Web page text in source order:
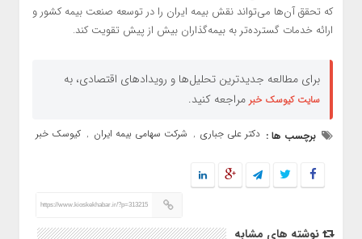
که تحقق آن‌ها می‌تواند نقش بیمه ایران را در توسعه صنعت بیمه کشور و
ارائه خدمات گسترده‌تر به بیمه‌گذاران بیش از پیش تقویت کند.
برای مطالعه جدیدترین تحلیل‌ها و رویدادهای اقتصادی، به
سایت کیوسک خبر مراجعه کنید.
برچسب ها : دکتر علی جباری , شرکت سهامی بیمه ایران , کیوسک خبر
https://www.kioskekhabar.ir/?p=313215
نوشته های مشابه